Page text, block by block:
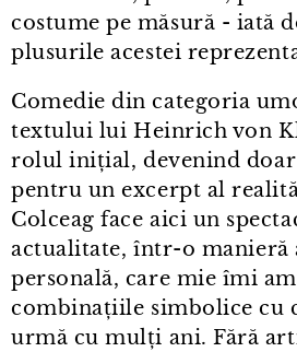
costume pe măsură - iată
plusurile acestei
Comedie din categoria
textului lui Heinrich von
rolul inițial, devenind
pentru un excerpt al
Colceag face aici un
actualitate, într⁠-⁠o manieră
personală, care mie îmi
combinațiile simbolice cu
urmă cu mulți ani. Fără